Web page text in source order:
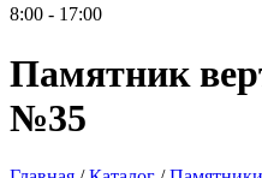
8:00 - 17:00
Памятник
№35